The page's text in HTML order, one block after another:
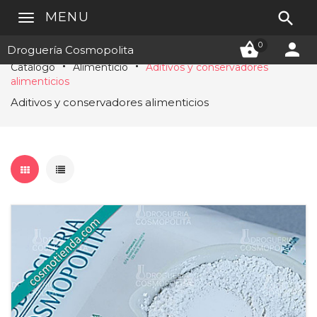
Droguería Cosmopolita 0 
MENU 
Catálogo Alimenticio
Aditivos y conservadores
alimenticios
Aditivos y conservadores alimenticios